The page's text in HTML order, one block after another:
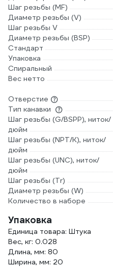
Шаг резьбы (MF)
Диаметр резьбы (V)
Шаг резьбы V
Диаметр резьбы (BSP)
Стандарт
Упаковка
Спиральный
Вес нетто
Отверстие
Тип канавки
Шаг резьбы (G/BSPP), ниток/
дюйм
Шаг резьбы (NPT/K), ниток/
дюйм
Шаг резьбы (UNC), ниток/
дюйм
Шаг резьбы (Tr)
Диаметр резьбы (W)
Количество в наборе
Упаковка
Единица товара: Штука
Вес, кг: 0.028
Длина, мм: 80
Ширина, мм: 20